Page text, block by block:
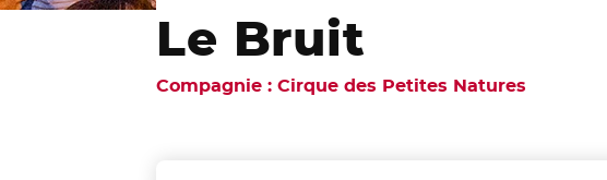
Le Bruit
Compagnie : Cirque des Petites Natures